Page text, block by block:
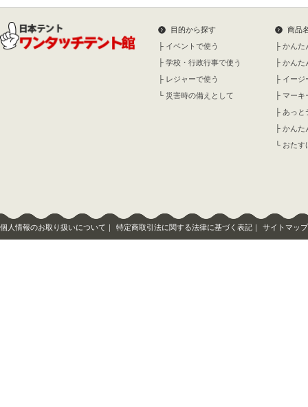
目的から探す
├ イベントで使う
├ 学校・行政行事で使う
├ レジャーで使う
└ 災害時の備えとして
商品
├ かんた
├ かんた
├ イージ
├ マーキ
├ あっと
├ かんた
└ おたす
個人情報のお取り扱いについて ｜ 特定商取引法に関する法律に基づく表記 ｜ サイトマップ